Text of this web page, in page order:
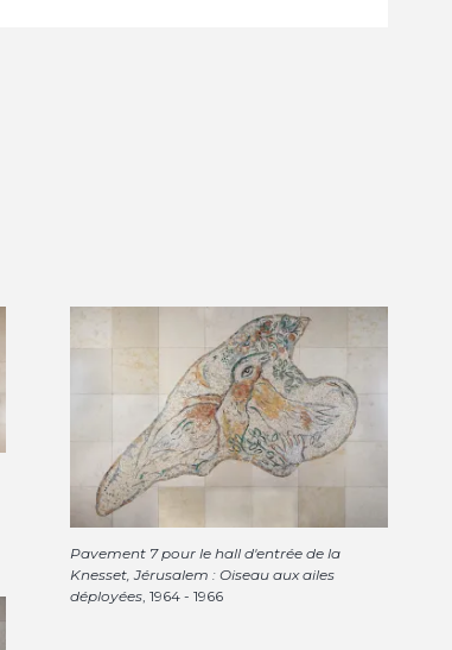
Pavement 7 pour le hall d'entrée de la
Knesset, Jérusalem : Oiseau aux ailes
déployées, 1964 - 1966